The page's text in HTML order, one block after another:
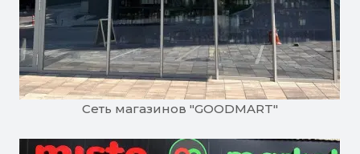
Сеть магазинов "GOODMART"